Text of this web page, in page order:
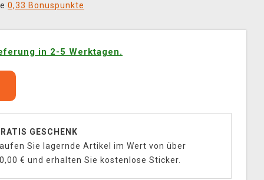
0,33 Bonuspunkte
in 2-5 Werktagen.
GESCHENK
Sie lagernde Artikel im Wert von über
€ und erhalten Sie kostenlose Sticker.